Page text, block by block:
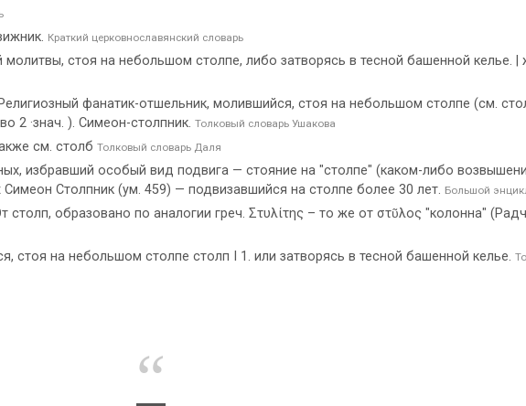
Краткий церковнославянский словарь
стоя на небольшом столпе, либо затворясь в тесной башенной келье. |
фанатик-отшельник, молившийся, стоя на небольшом столпе (см.
2 ·знач. ). Симеон-столпник. Толковый словарь Ушакова
см. столб Толковый словарь Даля
избравший особый вид подвига — стояние на "столпе" (каком-либо
Столпник (ум. 459) — подвизавшийся на столпе более 30 лет. Большой
столп, образовано по аналогии греч. Στυλίτης – то же от στῦλος "колонна"
стоя на небольшом столпе столп I 1. или затворясь в тесной башенной келье.